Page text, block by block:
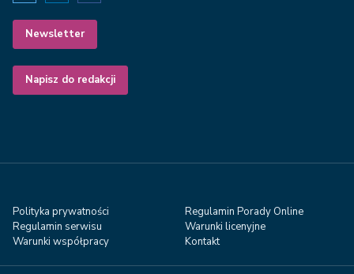
Newsletter
Napisz do redakcji
Polityka prywatności
Regulamin Porady Online
Regulamin serwisu
Warunki licenyjne
Warunki współpracy
Kontakt